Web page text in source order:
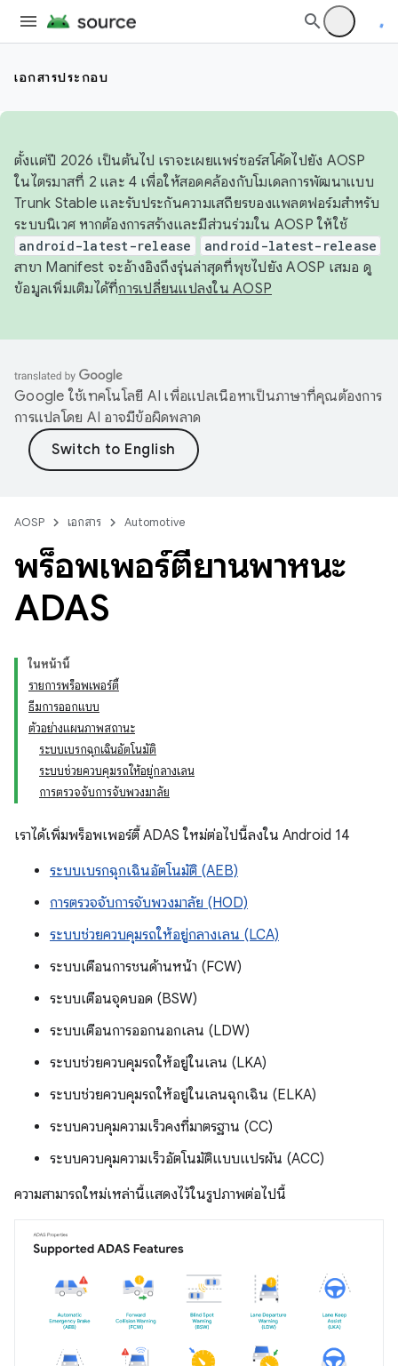
เอกสารประกอบ
ตั้งแต่ปี 2026 เป็นต้นไป เราจะเผยแพร่ซอร์สโค้ดไปยัง AOSP
ในไตรมาสที่ 2 และ 4 เพื่อให้สอดคล้องกับโมเดลการพัฒนาแบบ
Trunk Stable และรับประกันความเสถียรของแพลตฟอร์มสำหรับ
ระบบนิเวศ หากต้องการสร้างและมีส่วนร่วมใน AOSP ให้ใช้
android-latest-release android-latest-release
สาขา Manifest จะอ้างอิงถึงรุ่นล่าสุดที่พุชไปยัง AOSP เสมอ ดู
ข้อมูลเพิ่มเติมได้ที่การเปลี่ยนแปลงใน AOSP
Google ใช้เทคโนโลยี AI เพื่อแปลเนื้อหาเป็นภาษาที่คุณต้องการ
การแปลโดย AI อาจมีข้อผิดพลาด
AOSP เอกสาร Automotive
พร็อพเพอร์ตี้ยานพาหนะ
ADAS
ในหน้านี้
รายการพร็อพเพอร์ตี้
ธีมการออกแบบ
ตัวอย่างแผนภาพสถานะ
ระบบเบรกฉุกเฉินอัตโนมัติ
ระบบช่วยควบคุมรถให้อยู่กลางเลน
การตรวจจับการจับพวงมาลัย
เราได้เพิ่มพร็อพเพอร์ตี้ ADAS ใหม่ต่อไปนี้ลงใน Android 14
ระบบเบรกฉุกเฉินอัตโนมัติ (AEB)
การตรวจจับการจับพวงมาลัย (HOD)
ระบบช่วยควบคุมรถให้อยู่กลางเลน (LCA)
ระบบเตือนการชนด้านหน้า (FCW)
ระบบเตือนจุดบอด (BSW)
ระบบเตือนการออกนอกเลน (LDW)
ระบบช่วยควบคุมรถให้อยู่ในเลน (LKA)
ระบบช่วยควบคุมรถให้อยู่ในเลนฉุกเฉิน (ELKA)
ระบบควบคุมความเร็วคงที่มาตรฐาน (CC)
ระบบควบคุมความเร็วอัตโนมัติแบบแปรผัน (ACC)
ความสามารถใหม่เหล่านี้แสดงไว้ในรูปภาพต่อไปนี้